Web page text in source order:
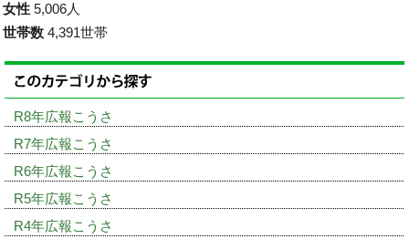
女性 5,006人
世帯数 4,391世帯
R8年広報こうさ
R7年広報こうさ
R6年広報こうさ
R5年広報こうさ
R4年広報こうさ